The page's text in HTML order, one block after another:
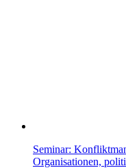
Seminar:
Organisationen,